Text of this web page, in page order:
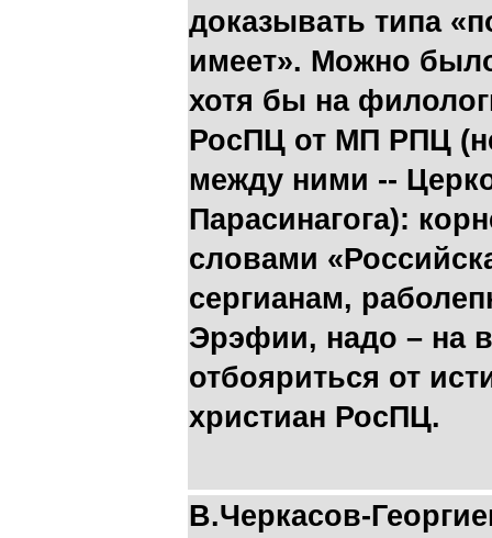
доказывать типа
имеет». Можно
хотя бы на
РосПЦ от МП РПЦ
между ними --
Парасинагога):
словами
сергианам,
Эрэфии, надо – на
отбояриться от
христиан РосПЦ.
В.Черкасов-